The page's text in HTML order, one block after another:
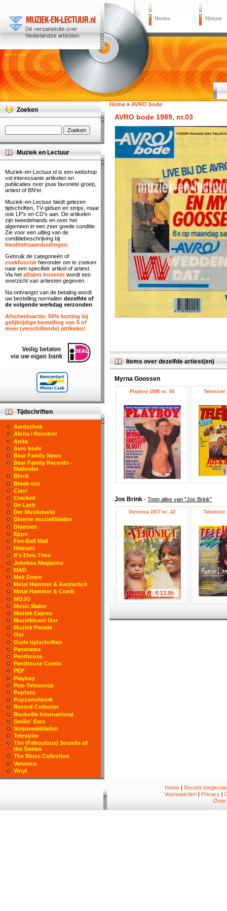
Home Nieuw
Home » AVRO bode
AVRO bode 1989, nr.03
Items over dezelfde artiest(en)
Myrna Goossen
Playboy 1998 nr. 04 Televizier
Jos Brink - Toon alles van "Jos Brink"
Veronica 1977 nr. 42
€ 13.95
Televizier
Zoeken
Muziek en Lectuur
Muziek-en-Lectuur.nl is een webshop
vol interessante artikelen en
publicaties over jouw favoriete groep,
artiest of BN'er.
Muziek-en-Lectuur biedt gelezen
tijdschriften, TV-gidsen en strips, maar
ook LP's en CD's aan. De artikelen
zijn tweedehands en over het
algemeen in een zeer goede conditie.
Zie voor een uitleg van de
conditiebeschrijving bij
kwaliteitsaanduidingen
Gebruik de categorieën of
zoekfunctie hieronder om te zoeken
naar een specifiek artikel of artiest.
Via het alfabet bovenin wordt een
overzicht van artiesten gegeven.
Na ontvangst van de betaling wordt
uw bestelling normaliter dezelfde of
de volgende werkdag verzonden
Afscheidsactie: 50% korting bij
gelijktijdige bestelling van 5 of
meer (verschillende) artikelen!
Tijdschriften
Aardschok
Aloha / Revolver
Anita
Avro bode
Bear Family News
Bear Family Records -
Mailorder
Block
Break-out
Ciao!
Cracked
De Lach
Der Musikmarkt
Diverse muziekbladen
Diversen
Eppo
Fire-Ball Mail
Hitkrant
It's Elvis Time
Jukebox Magazine
MAD
Melt Down
Metal Hammer & Aardschok
Metal Hammer & Crash
MOJO
Music Maker
Muziek Expres
Muziekkrant Oor
Muziek Parade
Oor
Oude tijdschriften
Panorama
Penthouse
Penthouse Comix
PEP
Playboy
Pop-Telescoop
Popfoto
Popzamelwerk
Record Collector
Rockville International
Smilin' Ears
Stripweekbladen
Televizier
The (Faboulous) Sounds of
the Sixties
The Blues Collection
Veronica
Vinyl
Home| Recent
Voorwaarden | Privacy |
Over